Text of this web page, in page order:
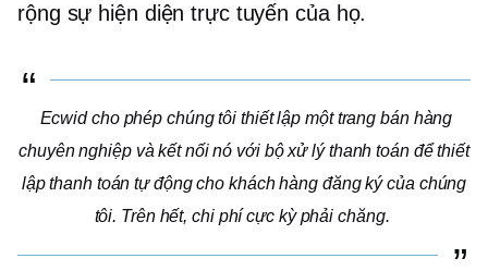
rộng sự hiện diện trực tuyến của họ.
Ecwid cho phép chúng tôi thiết lập một trang bán hàng
chuyên nghiệp và kết nối nó với bộ xử lý thanh toán để thiết
lập thanh toán tự động cho khách hàng đăng ký của chúng
tôi. Trên hết, chi phí cực kỳ phải chăng.